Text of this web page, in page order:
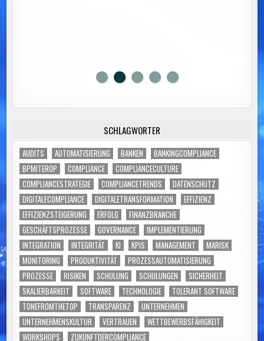
SCHLAGWÖRTER
AUDITS AUTOMATISIERUNG BANKEN
BANKINGCOMPLIANCE
BPMITEROP
COMPLIANCE
COMPLIANCECULTURE
COMPLIANCESTRATEGIE
COMPLIANCETRENDS
DATENSCHUTZ
DIGITALECOMPLIANCE
DIGITALETRANSFORMATION
EFFIZIENZ
EFFIZIENZSTEIGERUNG
ERFOLG
FINANZBRANCHE
GESCHÄFTSPROZESSE
GOVERNANCE
IMPLEMENTIERUNG
INTEGRATION
INTEGRITÄT KI KPIS MANAGEMENT
MARISK
MONITORING
PRODUKTIVITÄT
PROZESSAUTOMATISIERUNG
PROZESSE
RISIKEN SCHULUNG SCHULUNGEN
SICHERHEIT
SKALIERBARKEIT
SOFTWARE TECHNOLOGIE
TOLERANT SOFTWARE
TONEFROMTHETOP
TRANSPARENZ
UNTERNEHMEN
UNTERNEHMENSKULTUR
VERTRAUEN
WETTBEWERBSFÄHIGKEIT
WORKSHOPS
ZUKUNFTDERCOMPLIANCE